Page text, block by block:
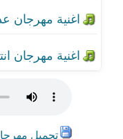
تحميل